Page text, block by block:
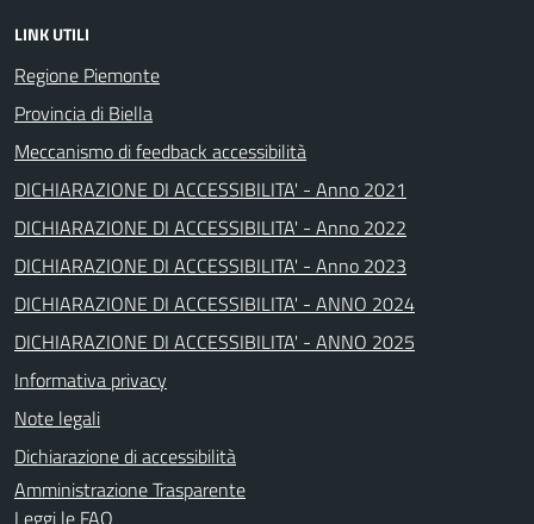
LINK UTILI
Regione Piemonte
Provincia di Biella
Meccanismo di feedback accessibilità
DICHIARAZIONE DI ACCESSIBILITA' - Anno 2021
DICHIARAZIONE DI ACCESSIBILITA' - Anno 2022
DICHIARAZIONE DI ACCESSIBILITA' - Anno 2023
DICHIARAZIONE DI ACCESSIBILITA' - ANNO 2024
DICHIARAZIONE DI ACCESSIBILITA' - ANNO 2025
Informativa privacy
Note legali
Dichiarazione di accessibilità
Amministrazione Trasparente
Leggi le FAQ